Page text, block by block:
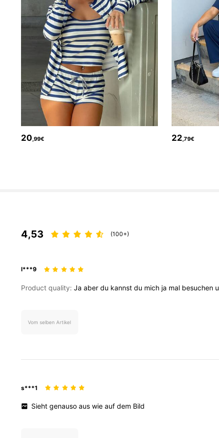
54K Follower
4,81
54K Follower
20,99€ 22,79€
4,53 (100+)
l***9
Product quality: Ja aber du kannst du mich ja mal besuchen
Vom selben Artikel
s***1
Siehtgenausoauswieaufdem Bild